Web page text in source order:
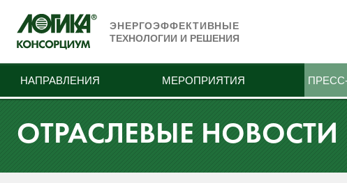
ЭНЕРГОЭФФЕКТИВНЫЕ
ТЕХНОЛОГИИ И РЕШЕНИЯ
НАПРАВЛЕНИЯ МЕРОПРИЯТИЯ
ОТРАСЛЕВЫЕ НОВОСТИ